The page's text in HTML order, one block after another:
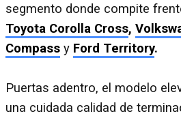
segmento donde compite
Toyota Corolla Cross,
Compass y Ford Territory.
Puertas adentro, el modelo
una cuidada calidad de